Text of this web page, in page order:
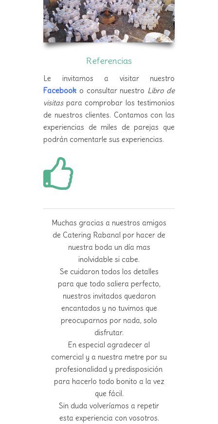
Referencias
Le invitamos a visitar nuestro
Facebook o consultar nuestro Libro de
visitaspara comprobar los testimonios
de nuestros clientes. Contamos con las
experiencias de miles de parejas que
podrán comentarle sus experiencias.
Muchas gracias a nuestros amigos
de Catering Rabanal por hacer de
nuestra boda un día mas
inolvidable si cabe.
Se cuidaron todos los detalles
para que todo saliera perfecto,
nuestros invitados quedaron
encantados y no tuvimos que
preocuparnos por nada, solo
disfrutar.
En especial agradecer al
comercial y a nuestra metre por su
profesionalidad y predisposición
para hacerlo todo bonito a la vez
que fácil.
Sin duda volveríamos a repetir
esta experiencia con vosotros.